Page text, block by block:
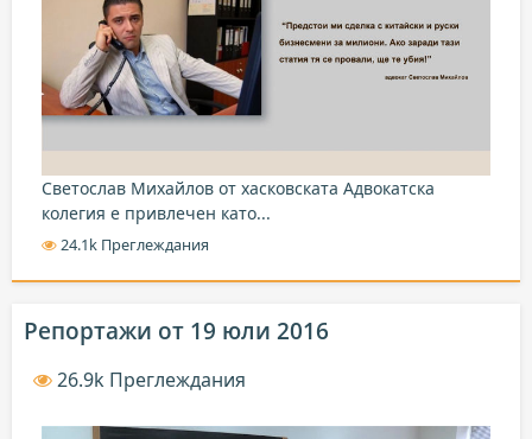
Светослав Михайлов от хасковската Адвокатска
колегия е привлечен като...
24.1k Преглеждания
Репортажи от 19 юли 2016
26.9k Преглеждания